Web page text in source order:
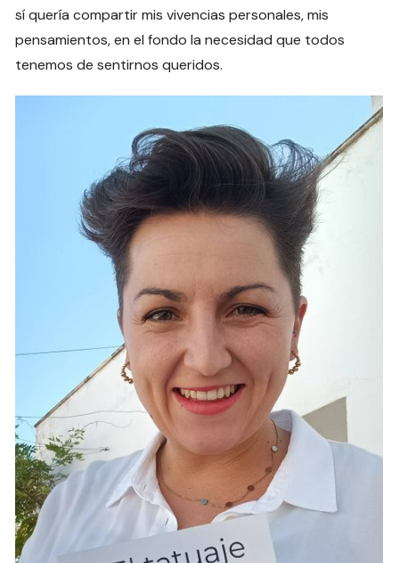
sí quería compartir mis vivencias personales, mis
pensamientos, en el fondo la necesidad que todos
tenemos de sentirnos queridos.